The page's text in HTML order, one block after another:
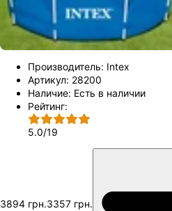
Производитель: Intex
Артикул: 28200
Наличие: Есть в наличии
Рейтинг:
5.0/19
3894 грн.3357 грн.